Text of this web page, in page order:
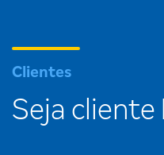
Clientes
Seja cliente